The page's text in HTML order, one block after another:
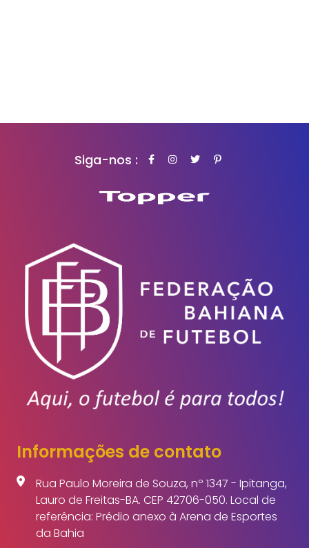
Siga-nos :
Informações de contato
Rua Paulo Moreira de Souza, nº 1347 - Ipitanga,
Lauro de Freitas-BA. CEP 42706-050. Local de
referência: Prédio anexo à Arena de Esportes
da Bahia